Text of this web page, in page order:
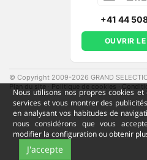
Nous utilisons nos propres cookies
services et vous montrer des
en analysant vos habitudes de
nous considérons que vous
modifier la configuration ou obtenir
J'accepte
+41 44
OUVRIR
© Copyright 2009-2026 GRAND
Plan du site
Politique de cookies